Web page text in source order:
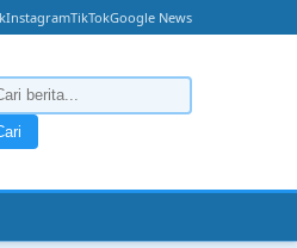
InstagramTikTokGoogle News